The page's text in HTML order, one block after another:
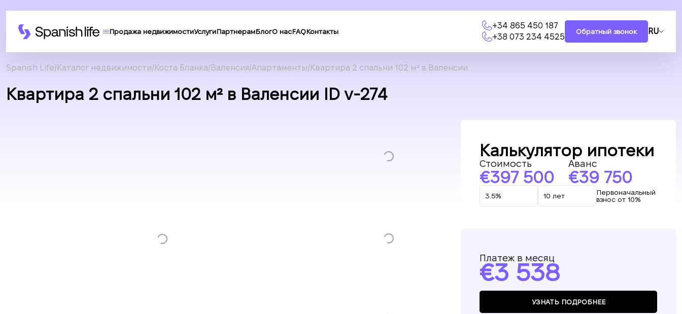
Продажа недвижимостиУслугиПартнерамБлогО насFAQКонтакты
+34 865 450 187
+38 073 234 4525
Обратный звонок RU
Spanish Life Каталог недвижимости Коста Бланка Валенсия Апартаменты Квартира 2 спальни 102 м² в Валенсии
Квартира 2 спальни 102 м² в Валенсии ID v-274
Калькулятор ипотеки
Стоимость
397 500
Аванс
39 750
Первоначальный
взнос от 10%
Платеж в месяц
3 538
УЗНАТЬ ПОДРОБНЕЕ